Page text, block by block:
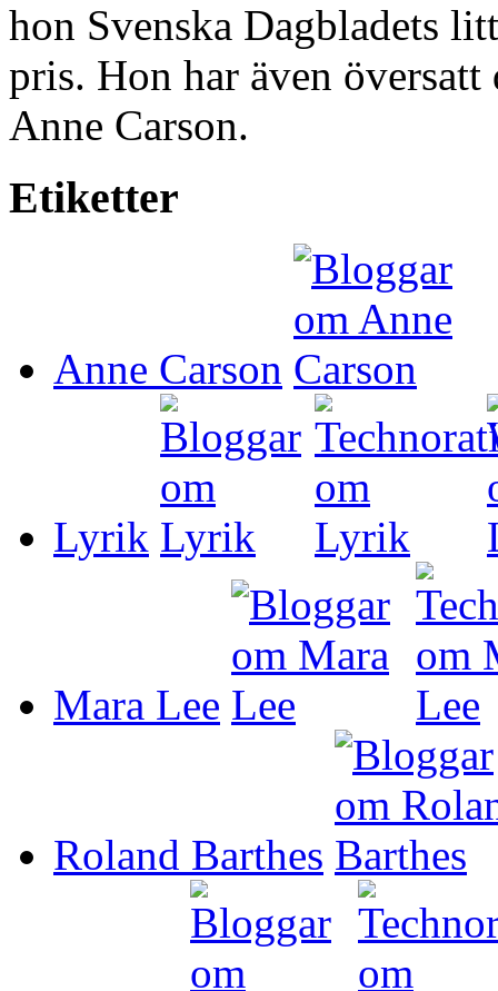
hon Svenska Dagbladets
pris. Hon har även
Anne Carson.
Etiketter
Anne Carson
Lyrik
Mara Lee
Roland Barthes